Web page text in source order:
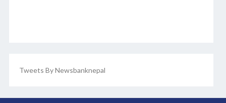
Tweets By Newsbanknepal